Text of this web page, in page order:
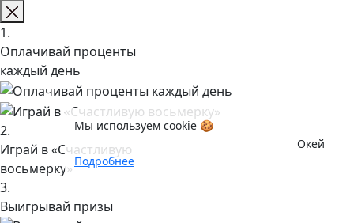
Мы используем cookie 🍪
Подробнее
Окей
1.
Оплачивай проценты
каждый день
2.
Играй в «Счастливую
восьмерку»
3.
Выигрывай призы